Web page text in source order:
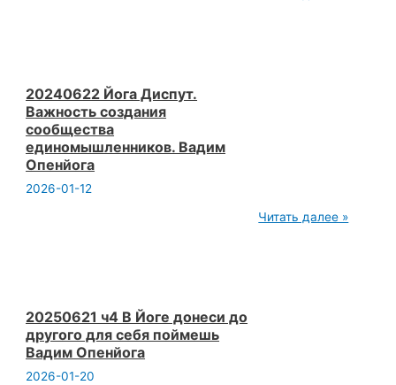
20240622 Йога Диспут.
Важность создания
сообщества
единомышленников. Вадим
Опенйога
2026-01-12
20240622
Читать далее »
20250621 ч4 В Йоге донеси до
другого для себя поймешь
Вадим Опенйога
2026-01-20